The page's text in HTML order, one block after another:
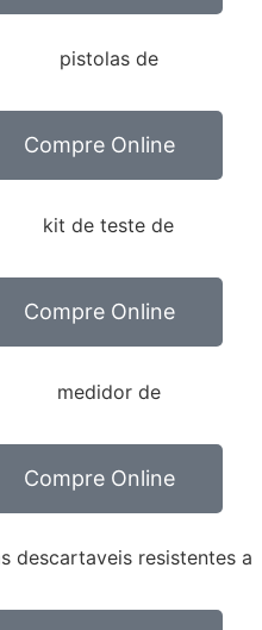
Compre Online
Compre Online
Compre Online